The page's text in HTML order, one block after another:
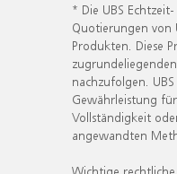
* Die UBS
Quotierungen von
Produkten. Diese
nachzufolgen.
Gewährleistung
Vollständigkeit
angewandten